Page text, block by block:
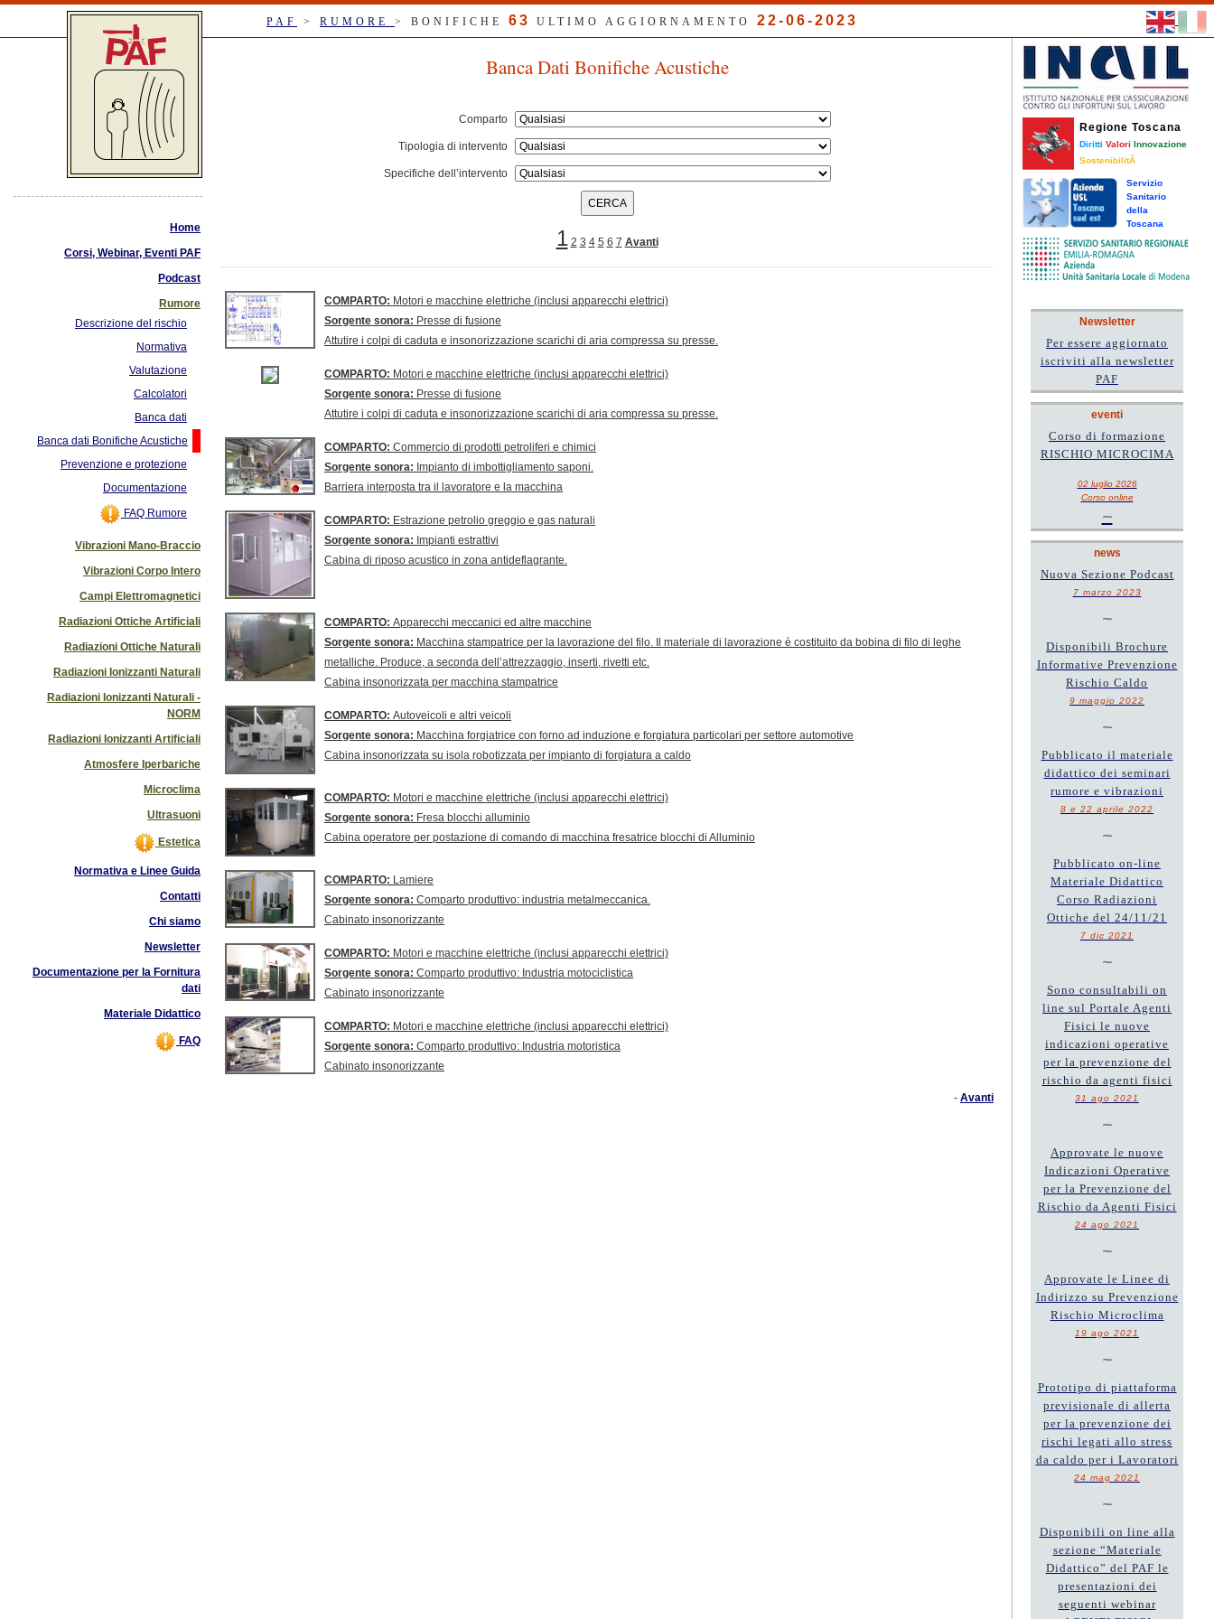
PAF > RUMORE > BONIFICHE 63 ULTIMO AGGIORNAMENTO 22-06-2023
Home
Corsi, Webinar, Eventi PAF
Podcast
Rumore
Descrizione del rischio
Normativa
Valutazione
Calcolatori
Banca dati
Banca dati Bonifiche Acustiche
Prevenzione e protezione
Documentazione
FAQ Rumore
Vibrazioni Mano-Braccio
Vibrazioni Corpo Intero
Campi Elettromagnetici
Radiazioni Ottiche Artificiali
Radiazioni Ottiche Naturali
Radiazioni Ionizzanti Naturali
Radiazioni Ionizzanti Naturali -
NORM
Radiazioni Ionizzanti Artificiali
Atmosfere Iperbariche
Microclima
Ultrasuoni
Estetica
Normativa e Linee Guida
Contatti
Chi siamo
Newsletter
Documentazione per la Fornitura
dati
Materiale Didattico
FAQ
Banca Dati Bonifiche Acustiche
Comparto
Tipologia di intervento
Specifiche dell’intervento
1 2 3 4 5 6 7 Avanti
COMPARTO: Motori e macchine elettriche (inclusi apparecchi elettrici)
Sorgente sonora: Presse di fusione
Attutire i colpi di caduta e insonorizzazione scarichi di aria compressa su presse.
COMPARTO: Motori e macchine elettriche (inclusi apparecchi elettrici)
Sorgente sonora: Presse di fusione
Attutire i colpi di caduta e insonorizzazione scarichi di aria compressa su presse.
COMPARTO: Commercio di prodotti petroliferi e chimici
Sorgente sonora: Impianto di imbottigliamento saponi.
Barriera interposta tra il lavoratore e la macchina
COMPARTO: Estrazione petrolio greggio e gas naturali
Sorgente sonora: Impianti estrattivi
Cabina di riposo acustico in zona antideflagrante.
COMPARTO: Apparecchi meccanici ed altre macchine
Sorgente sonora: Macchina stampatrice per la lavorazione del filo. Il materiale di lavorazione è costituito da bobina di filo di leghe
metalliche. Produce, a seconda dell’attrezzaggio, inserti, rivetti etc.
Cabina insonorizzata per macchina stampatrice
COMPARTO: Autoveicoli e altri veicoli
Sorgente sonora: Macchina forgiatrice con forno ad induzione e forgiatura particolari per settore automotive
Cabina insonorizzata su isola robotizzata per impianto di forgiatura a caldo
COMPARTO: Motori e macchine elettriche (inclusi apparecchi elettrici)
Sorgente sonora: Fresa blocchi alluminio
Cabina operatore per postazione di comando di macchina fresatrice blocchi di Alluminio
COMPARTO: Lamiere
Sorgente sonora: Comparto produttivo: industria metalmeccanica.
Cabinato insonorizzante
COMPARTO: Motori e macchine elettriche (inclusi apparecchi elettrici)
Sorgente sonora: Comparto produttivo: Industria motociclistica
Cabinato insonorizzante
COMPARTO: Motori e macchine elettriche (inclusi apparecchi elettrici)
Sorgente sonora: Comparto produttivo: Industria motoristica
Cabinato insonorizzante
- Avanti
Regione Toscana
Diritti Valori Innovazione
SostenibilitÃ
Servizio
Sanitario
della
Toscana
Newsletter
Per essere aggiornato
iscriviti alla newsletter
PAF
eventi
Corso di formazione
RISCHIO MICROCIMA
02 luglio 2026
Corso online
~
news
Nuova Sezione Podcast
7 marzo 2023
~
Disponibili Brochure
Informative Prevenzione
Rischio Caldo
9 maggio 2022
~
Pubblicato il materiale
didattico dei seminari
rumore e vibrazioni
8 e 22 aprile 2022
~
Pubblicato on-line
Materiale Didattico
Corso Radiazioni
Ottiche del 24/11/21
7 dic 2021
~
Sono consultabili on
line sul Portale Agenti
Fisici le nuove
indicazioni operative
per la prevenzione del
rischio da agenti fisici
31 ago 2021
~
Approvate le nuove
Indicazioni Operative
per la Prevenzione del
Rischio da Agenti Fisici
24 ago 2021
~
Approvate le Linee di
Indirizzo su Prevenzione
Rischio Microclima
19 ago 2021
~
Prototipo di piattaforma
previsionale di allerta
per la prevenzione dei
rischi legati allo stress
da caldo per i Lavoratori
24 mag 2021
~
Disponibili on line alla
sezione “Materiale
Didattico” del PAF le
presentazioni dei
seguenti webinar